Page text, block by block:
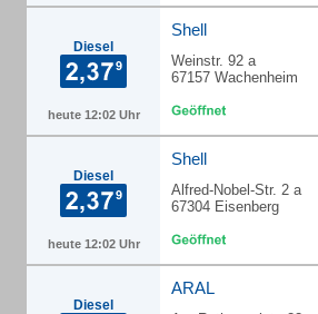
Diesel
heute 12:02 Uhr
Shell
Weinstr. 92 a
67157 Wachenheim
Diesel
heute 12:02 Uhr
Shell
Alfred-Nobel-Str. 2 a
67304 Eisenberg
Diesel
ARAL